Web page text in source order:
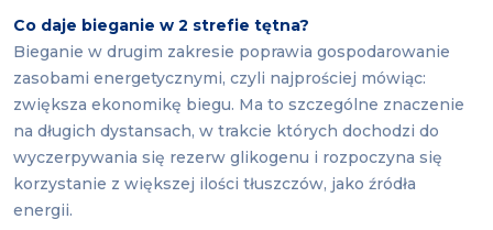
Co daje bieganie w 2 strefie tętna?
Bieganie w drugim zakresie poprawia gospodarowanie
zasobami energetycznymi, czyli najprościej mówiąc:
zwiększa ekonomikę biegu. Ma to szczególne znaczenie
na długich dystansach, w trakcie których dochodzi do
wyczerpywania się rezerw glikogenu i rozpoczyna się
korzystanie z większej ilości tłuszczów, jako źródła
energii.